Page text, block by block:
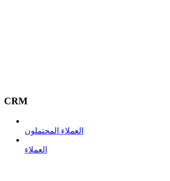
CRM
العملاء المحتملون
العملاء